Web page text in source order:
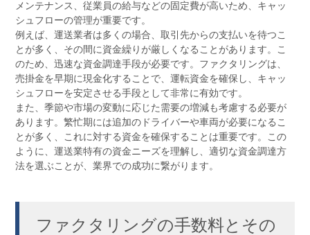
メンテナンス、従業員の給与などの固定費が高いため、キャッ
シュフローの管理が重要です。
例えば、運送業者は多くの場合、取引先からの支払いを待つこ
とが多く、その間に資金繰りが厳しくなることがあります。こ
のため、迅速な資金調達手段が必要です。ファクタリングは、
売掛金を早期に現金化することで、運転資金を確保し、キャッ
シュフローを安定させる手段として非常に有効です。
また、季節や市場の変動に応じた需要の増減も考慮する必要が
あります。繁忙期には追加のドライバーや車両が必要になるこ
とが多く、これに対する資金を確保することは重要です。この
ように、運送業特有の資金ニーズを理解し、適切な資金調達方
法を選ぶことが、業界での成功に繋がります。
ファクタリングの手数料とその